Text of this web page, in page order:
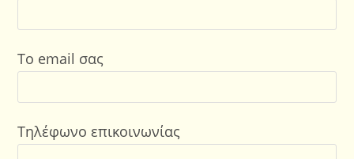
Το email σας
Τηλέφωνο επικοινωνίας